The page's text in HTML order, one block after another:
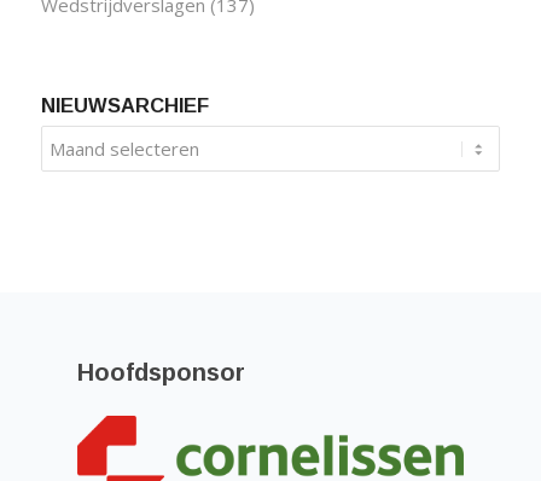
Wedstrijdverslagen (137)
NIEUWSARCHIEF
Hoofdsponsor